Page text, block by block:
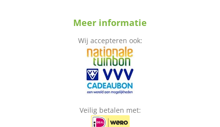
Meer informatie
Wij accepteren ook:
Veilig betalen met: